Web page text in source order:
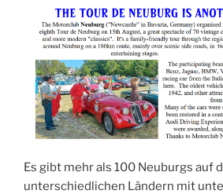
2024“
Es gibt mehr als 100 Neuburgs auf
unterschiedlichen Ländern mit